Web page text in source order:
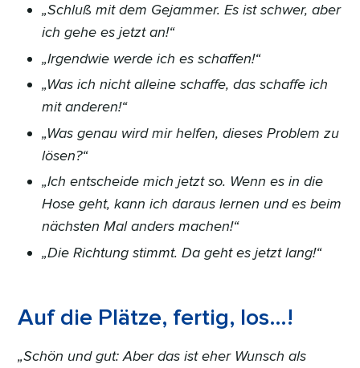
„Schluß mit dem Gejammer. Es ist schwer, aber
ich gehe es jetzt an!“
„Irgendwie werde ich es schaffen!“
„Was ich nicht alleine schaffe, das schaffe ich
mit anderen!“
„Was genau wird mir helfen, dieses Problem zu
lösen?“
„Ich entscheide mich jetzt so. Wenn es in die
Hose geht, kann ich daraus lernen und es beim
nächsten Mal anders machen!“
„Die Richtung stimmt. Da geht es jetzt lang!“
Auf die Plätze, fertig, los…!
„Schön und gut: Aber das ist eher Wunsch als